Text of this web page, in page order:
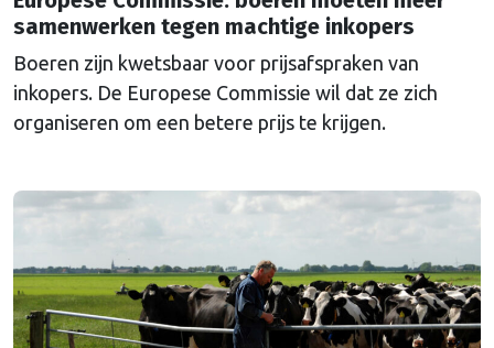
samenwerken tegen machtige inkopers
Boeren zijn kwetsbaar voor prijsafspraken van
inkopers. De Europese Commissie wil dat ze zich
organiseren om een betere prijs te krijgen.